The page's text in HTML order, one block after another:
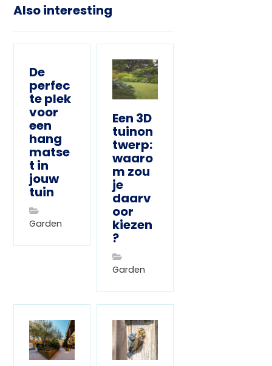
Also interesting
De
perfec
te plek
voor
een
hang
matse
t in
jouw
tuin
Garden
Een 3D
tuinon
twerp:
waaro
m zou
je
daarv
oor
kiezen
?
Garden